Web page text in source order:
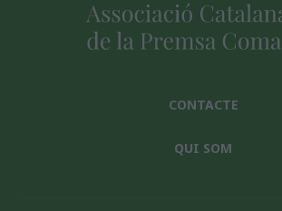
CONTACTE
QUI SOM